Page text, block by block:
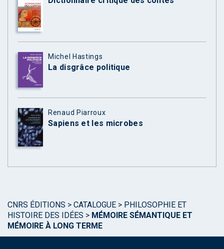
Michel Hastings
La disgrâce politique
Renaud Piarroux
Sapiens et les microbes
CNRS ÉDITIONS > CATALOGUE > PHILOSOPHIE ET
HISTOIRE DES IDÉES > MÉMOIRE SÉMANTIQUE ET
MÉMOIRE À LONG TERME